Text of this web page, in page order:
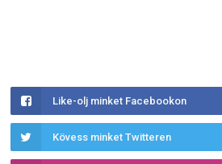
Like-olj minket Facebookon
Kövess minket Twitteren